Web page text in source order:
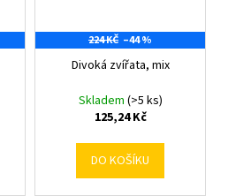
224 KČ –44 %
Divoká zvířata, mix
Skladem (>5 ks)
125,24 Kč
DO KOŠÍKU